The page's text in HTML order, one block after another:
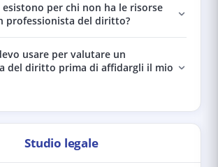
per chi non ha le risorse
professionista del diritto?
usare per valutare un
del diritto prima di affidargli il mio
Studio legale